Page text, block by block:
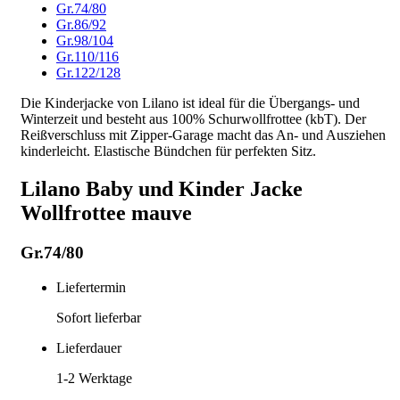
Gr.74/80
Gr.86/92
Gr.98/104
Gr.110/116
Gr.122/128
Die Kinderjacke von Lilano ist ideal für die Übergangs- und
Winterzeit und besteht aus 100% Schurwollfrottee (kbT). Der
Reißverschluss mit Zipper-Garage macht das An- und Ausziehen
kinderleicht. Elastische Bündchen für perfekten Sitz.
Lilano Baby und Kinder Jacke
Wollfrottee mauve
Gr.74/80
Liefertermin
Sofort lieferbar
Lieferdauer
1-2 Werktage